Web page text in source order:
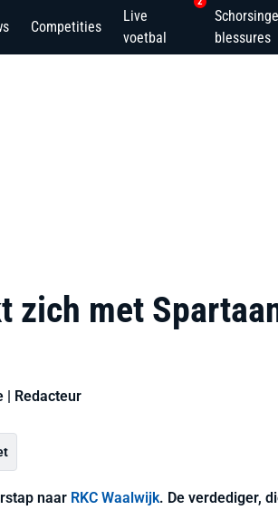
Competities
Live
voetbal
blessures
zich met
| Redacteur
naar RKC Waalwijk. De verdediger,